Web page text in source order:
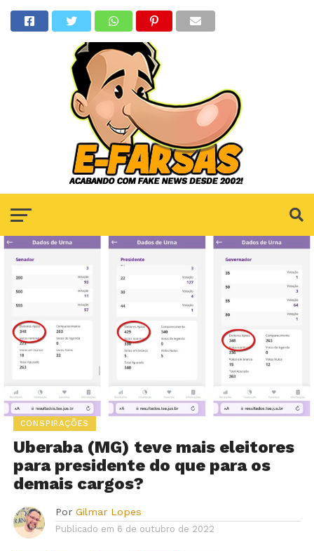
CONSPIRAÇÕES
Uberaba (MG) teve mais eleitores
para presidente do que para os
demais cargos?
Por Gilmar Lopes
Publicado em 6 de outubro de 2022